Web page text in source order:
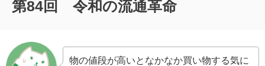
第84回 令和の流通革命
物の値段が高いとなかなか買い物する気に